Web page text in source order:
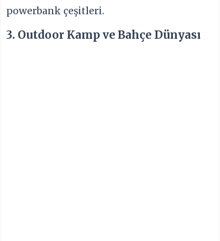
powerbank çeşitleri.
3. Outdoor Kamp ve Bahçe Dünyası